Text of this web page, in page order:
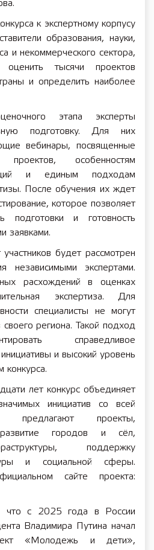
к экспертному корпусу
образования, науки,
и некоммерческого сектора,
оценить тысячи проектов
и определить наиболее
этапа эксперты
подготовку. Для них
вебинары, посвященные
особенностям
и единым подходам
После обучения их ждет
которое позволяет
подготовки и готовность
заявками.
будет рассмотрен
экспертами.
расхождений в оценках
экспертиза. Для
специалисты не могут
региона. Такой подход
справедливое
и высокий уровень
конкурса.
лет конкурс объединяет
инициатив со всей
предлагают проекты,
городов и сёл,
поддержку
и социальной сферы.
сайте проекта:
2025 года в России
Владимира Путина начал
«Молодежь и дети»,